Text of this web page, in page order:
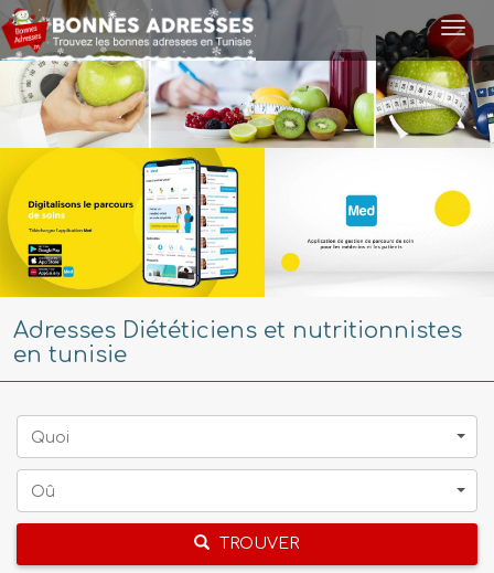
Adresses Diététiciens et nutritionnistes
en tunisie
Quoi
Oû
TROUVER